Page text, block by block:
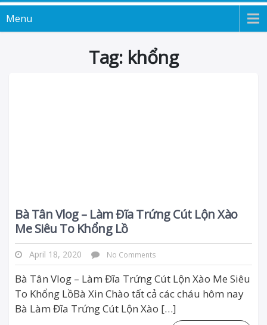
Menu
Tag: khổng
Bà Tân Vlog – Làm Đĩa Trứng Cút Lộn Xào
Me Siêu To Khổng Lồ
April 18, 2020 No Comments
Bà Tân Vlog – Làm Đĩa Trứng Cút Lộn Xào Me Siêu
To Khổng LồBà Xin Chào tất cả các cháu hôm nay
Bà Làm Đĩa Trứng Cút Lộn Xào […]